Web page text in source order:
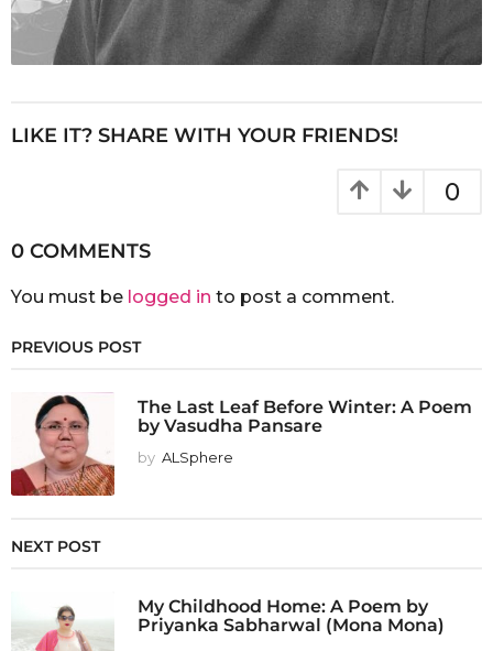
LIKE IT? SHARE WITH YOUR FRIENDS!
0
0 COMMENTS
You must be logged in to post a comment.
PREVIOUS POST
The Last Leaf Before Winter: A Poem
by Vasudha Pansare
by ALSphere
NEXT POST
My Childhood Home: A Poem by
Priyanka Sabharwal (Mona Mona)